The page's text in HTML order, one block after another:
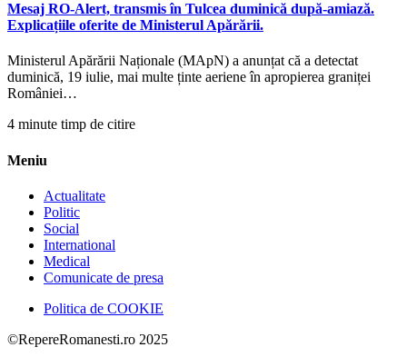
Mesaj RO-Alert, transmis în Tulcea duminică după-amiază.
Explicațiile oferite de Ministerul Apărării.
Ministerul Apărării Naționale (MApN) a anunțat că a detectat
duminică, 19 iulie, mai multe ținte aeriene în apropierea graniței
României…
4 minute timp de citire
Meniu
Actualitate
Politic
Social
International
Medical
Comunicate de presa
Politica de COOKIE
©RepereRomanesti.ro 2025